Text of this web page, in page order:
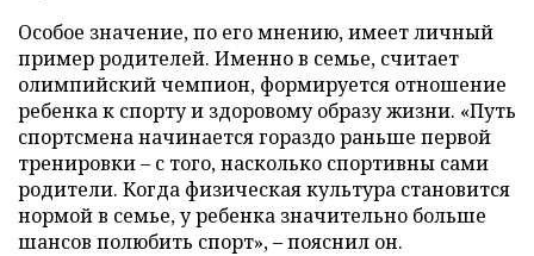
Особое значение, по его мнению, имеет личный
пример родителей. Именно в семье, считает
олимпийский чемпион, формируется отношение
ребенка к спорту и здоровому образу жизни. «Путь
спортсмена начинается гораздо раньше первой
тренировки – с того, насколько спортивны сами
родители. Когда физическая культура становится
нормой в семье, у ребенка значительно больше
шансов полюбить спорт», – пояснил он.